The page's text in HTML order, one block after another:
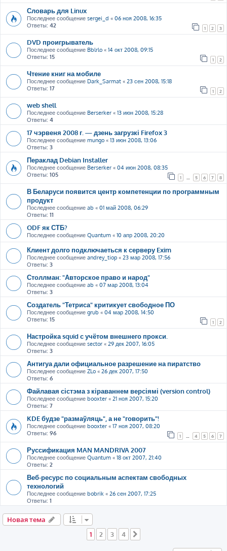
Словарь для Linux
Последнее сообщение sergei_d « 06 ноя 2008, 16:35
Ответы: 42 1 2 3
DVD проигрыватель
Последнее сообщение Bblrlo « 14 окт 2008, 09:15
Ответы: 15 1 2
Чтение книг на мобиле
Последнее сообщение Dark_Sarmat « 23 сен 2008, 15:18
Ответы: 17 1 2
web shell
Последнее сообщение Berserker « 13 июн 2008, 15:28
Ответы: 4
17 чэрвеня 2008 г. — дзень загрузкі Firefox 3
Последнее сообщение mungo « 13 июн 2008, 13:06
Ответы: 3
Пераклад Debian Installer
Последнее сообщение Berserker « 04 июн 2008, 08:35
Ответы: 105 1 5 6 7 8
В Беларуси появится центр компетенции по программным
продукт
Последнее сообщение ab « 01 май 2008, 06:29
Ответы: 11
ODF як СТБ?
Последнее сообщение Quantum « 10 апр 2008, 20:20
Клиент долго подключаеться к серверу Exim
Последнее сообщение andrey_tiop « 23 мар 2008, 17:56
Ответы: 3
Столлман: "Авторское право и народ"
Последнее сообщение ab « 07 мар 2008, 13:04
Ответы: 3
Создатель "Тетриса" критикует свободное ПО
Последнее сообщение grub « 04 мар 2008, 14:50
Ответы: 15 1 2
Настройка squid с учётом внешнего прокси.
Последнее сообщение sector « 29 дек 2007, 16:05
Ответы: 3
Антигуа дали официальное разрешение на пиратство
Последнее сообщение ZLo « 26 дек 2007, 17:50
Ответы: 6
Файлавая сістэма з кіраваннем версіямі (version control)
Последнее сообщение booxter « 21 ноя 2007, 15:20
Ответы: 7
KDE будзе "размаўляць", а не "говорить"!
Последнее сообщение booxter « 17 ноя 2007, 08:20
Ответы: 96 1 4 5 6 7
Руссификация MAN MANDRIVA 2007
Последнее сообщение Quantum « 18 окт 2007, 21:40
Ответы: 2
Веб-ресурс по социальным аспектам свободных
технологий
Последнее сообщение bobrik « 26 сен 2007, 17:25
Ответы: 1
Новая тема
1
2 3 4